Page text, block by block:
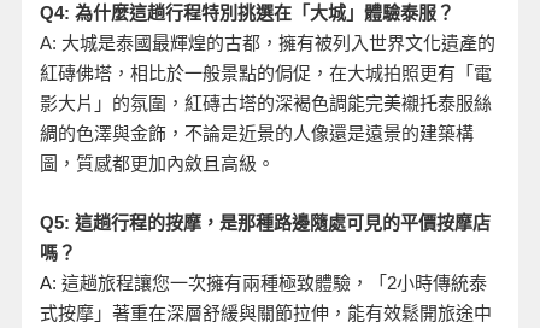
Q4: 為什麼這趟行程特別挑選在「大城」體驗泰服？
A: 大城是泰國最輝煌的古都，擁有被列入世界文化遺產的
紅磚佛塔，相比於一般景點的侷促，在大城拍照更有「電
影大片」的氛圍，紅磚古塔的深褐色調能完美襯托泰服絲
綢的色澤與金飾，不論是近景的人像還是遠景的建築構
圖，質感都更加內斂且高級。
Q5: 這趟行程的按摩，是那種路邊隨處可見的平價按摩店
嗎？
A: 這趟旅程讓您一次擁有兩種極致體驗，「2小時傳統泰
式按摩」著重在深層舒緩與關節拉伸，能有效鬆開旅途中